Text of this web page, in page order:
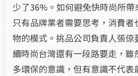
少了36%。如何避免快時尚所帶
只有品牌業者需要思考，消費者
物的模式。挑品公司負責人張倞
續時尚台灣還有一段路要走，雖
多環保的意識，但有意識不代表